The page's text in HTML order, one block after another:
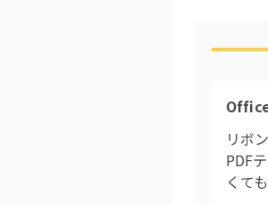
リボ
PDF
くて